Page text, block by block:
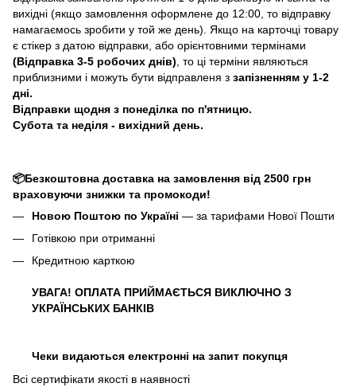
вихідні (якщо замовлення оформлене до 12:00, то відправку
намагаємось зробити у той же день). Якщо на карточці товару
є стікер з датою відправки, або орієнтовними термінами
(Відправка 3-5 робочих днів) , то ці терміни являються
приблизними і можуть бути відправленя з запізненням у 1-2
дні.
Відправки щодня з понеділка по п'ятницю.
Субота та неділя - вихідний день.
📦Безкоштовна доставка на замовлення від 2500 грн
враховуючи знижки та промокоди!
Новою Поштою по Україні — за тарифами Нової Пошти
Готівкою при отриманні
Кредитною карткою
УВАГА! ОПЛАТА ПРИЙМАЄТЬСЯ ВИКЛЮЧНО З
УКРАЇНСЬКИХ БАНКІВ
Чеки видаються електронні на запит покупця
Всі сертифікати якості в наявності